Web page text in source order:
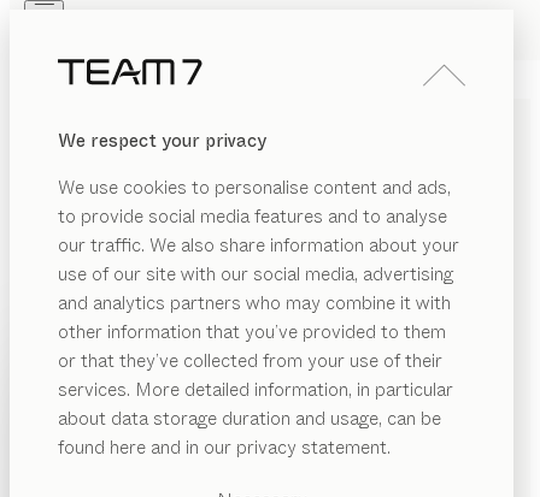
We respect your privacy
We use cookies to personalise content and ads,
to provide social media features and to analyse
our traffic. We also share information about your
use of our site with our social media, advertising
and analytics partners who may combine it with
other information that you’ve provided to them
or that they’ve collected from your use of their
services. More detailed information, in particular
about data storage duration and usage, can be
found here and in our privacy statement.
PRODUKTE
INSPIRATION
HÄNDLER
Vorgeschlagene
Kategorien
PRODUKTE
INSPIRATION
ÜBER UNS
luiSTUHL
von Jacob Strobel
lui vereint entspannte Attitüde mit zeitloser Eleganz.
Edel und leger zugleich, wirkt er in jedem Umfeld
passend und offenbart dabei außergewöhnlichen
Sitzkomfort. Ob am Esstisch oder im Homeoffice – lui
ist immer stilsicher.
KONFIGURIEREN